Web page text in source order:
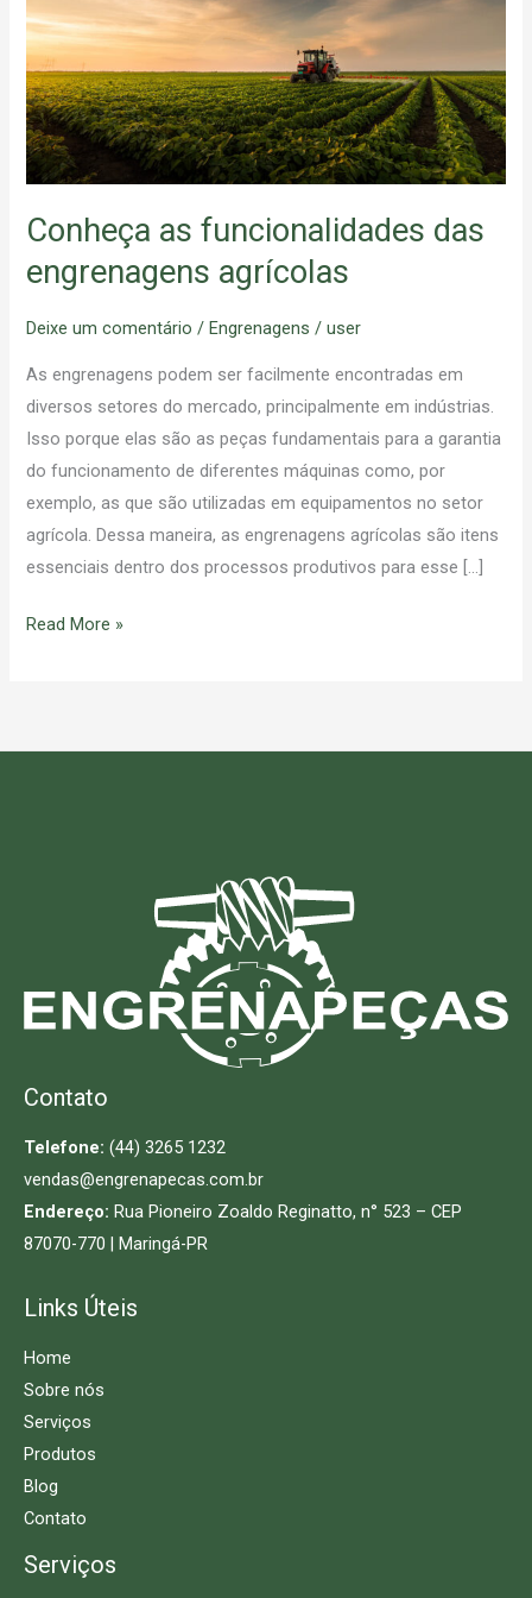
Conheça as funcionalidades das
engrenagens agrícolas
Deixe um comentário /Engrenagens /user
As engrenagens podem ser facilmente encontradas em
diversos setores do mercado, principalmente em indústrias.
Isso porque elas são as peças fundamentais para a garantia
do funcionamento de diferentes máquinas como, por
exemplo, as que são utilizadas em equipamentos no setor
agrícola. Dessa maneira, as engrenagens agrícolas são itens
essenciais dentro dos processos produtivos para esse […]
das
engrenagens
agrícolas
Read More »
Contato
Telefone: (44) 3265 1232
vendas@engrenapecas.com.br
Endereço: Rua Pioneiro Zoaldo Reginatto, n° 523 – CEP
87070-770 | Maringá-PR
Links Úteis
Home
Sobre nós
Serviços
Produtos
Blog
Contato
Serviços